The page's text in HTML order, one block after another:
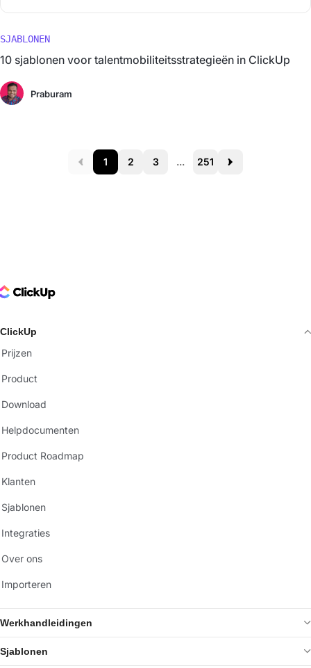
SJABLONEN
10 sjablonen voor talentmobiliteitsstrategieën in ClickUp
Praburam
Prev 1 2 3 ... 251 Next
Logo
ClickUp
Prijzen
Product
Download
Helpdocumenten
Product Roadmap
Klanten
Sjablonen
Integraties
Over ons
Importeren
Werkhandleidingen
Sjablonen